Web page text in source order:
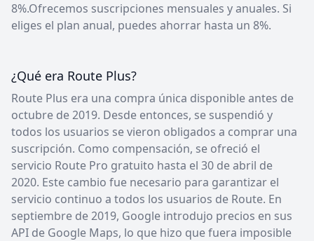
8%.Ofrecemos suscripciones mensuales y anuales. Si
eliges el plan anual, puedes ahorrar hasta un 8%.
¿Qué era Route Plus?
Route Plus era una compra única disponible antes de
octubre de 2019. Desde entonces, se suspendió y
todos los usuarios se vieron obligados a comprar una
suscripción. Como compensación, se ofreció el
servicio Route Pro gratuito hasta el 30 de abril de
2020. Este cambio fue necesario para garantizar el
servicio continuo a todos los usuarios de Route. En
septiembre de 2019, Google introdujo precios en sus
API de Google Maps, lo que hizo que fuera imposible